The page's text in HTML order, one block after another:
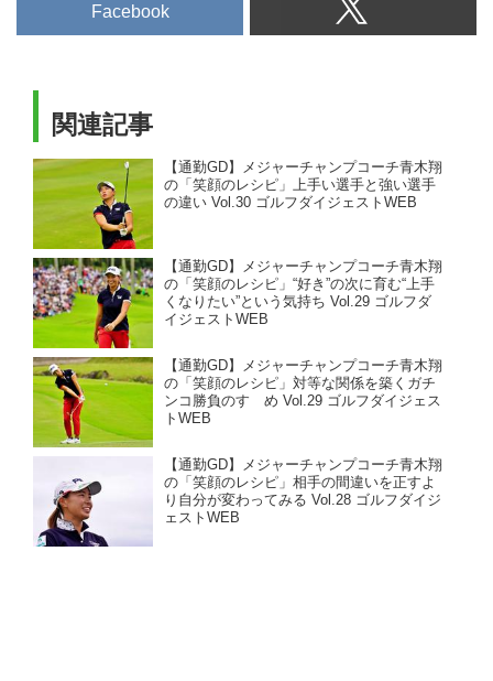
Facebook
関連記事
【通勤GD】メジャーチャンプコーチ青木翔
の「笑顔のレシピ」上手い選手と強い選手
の違い Vol.30 ゴルフダイジェストWEB
【通勤GD】メジャーチャンプコーチ青木翔
の「笑顔のレシピ」“好き”の次に育む“上手
くなりたい”という気持ち Vol.29 ゴルフダ
イジェストWEB
【通勤GD】メジャーチャンプコーチ青木翔
の「笑顔のレシピ」対等な関係を築くガチ
ンコ勝負のすゝめ Vol.29 ゴルフダイジェス
トWEB
【通勤GD】メジャーチャンプコーチ青木翔
の「笑顔のレシピ」相手の間違いを正すよ
り自分が変わってみる Vol.28 ゴルフダイジ
ェストWEB